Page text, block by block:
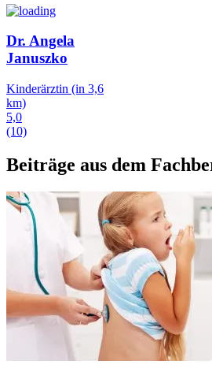
Dr. Angela
Januszko
Kinderärztin (in 3,6
km)
5,0
(10)
Beiträge aus dem